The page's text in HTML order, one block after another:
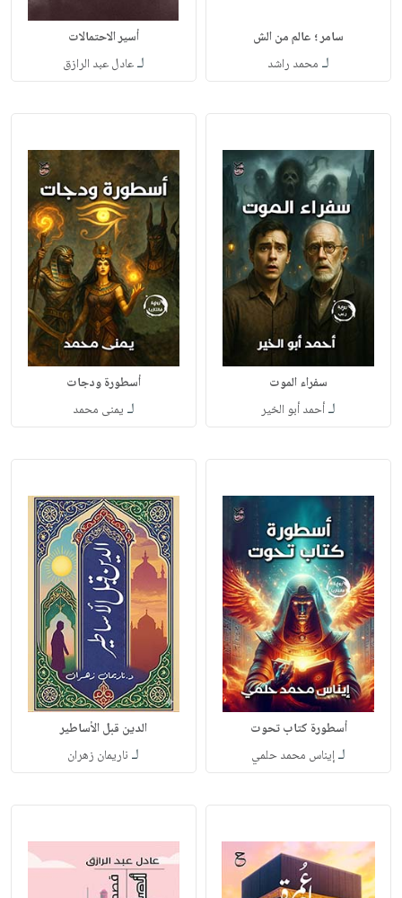
سامر ؛ عالم من الش
لـ محمد راشد
أسير الاحتمالات
لـعادل عبد الرازق
سفراء الموت
لـأحمد أبو الخير
أسطورة ودجات
لـ يمنى محمد
أسطورة كتاب تحوت
لـإيناس محمد حلمي
الدين قبل الأساطير
لـ ناريمان زهران